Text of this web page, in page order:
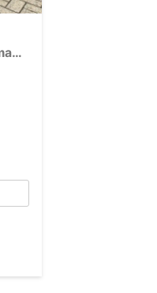
Trend 1.0 T-GDI 90PS Automatik Klimaautomatik Rückf.Kamera Parksensoren Sitzheizung Lenkradheizung Bluetooth Touchscreen Tempomat Apple CarPlay + Android Auto 16"LM